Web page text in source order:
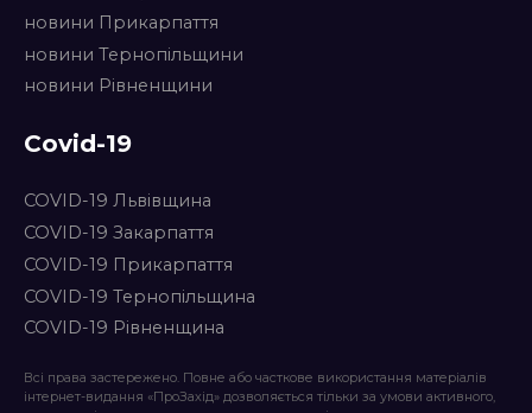
новини Прикарпаття
новини Тернопільщини
новини Рівненщини
Covid-19
COVID-19 Львівщина
COVID-19 Закарпаття
COVID-19 Прикарпаття
COVID-19 Тернопільщина
COVID-19 Рівненщина
Всі права застережено. Повне або часткове використання матеріалів
інтернет-видання «ПроЗахід» дозволяється тільки за умови активного,